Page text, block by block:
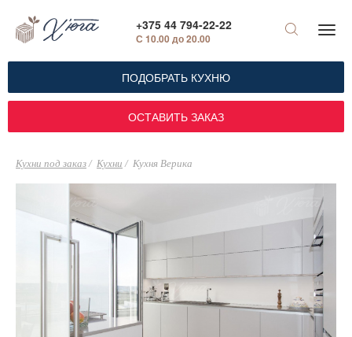
+375 44 794-22-22
С 10.00 до 20.00
ПОДОБРАТЬ КУХНЮ
ОСТАВИТЬ ЗАКАЗ
Кухни под заказ Кухни Кухня Верика